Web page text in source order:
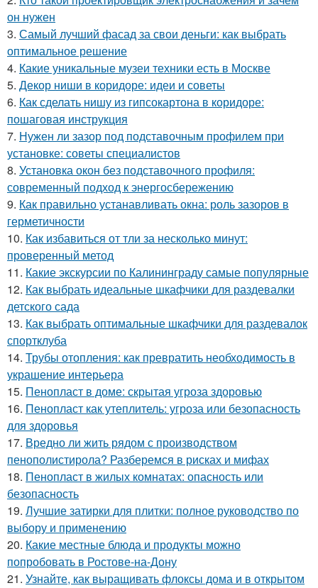
он нужен
3. Самый лучший фасад за свои деньги: как выбрать
оптимальное решение
4. Какие уникальные музеи техники есть в Москве
5. Декор ниши в коридоре: идеи и советы
6. Как сделать нишу из гипсокартона в коридоре:
пошаговая инструкция
7. Нужен ли зазор под подставочным профилем при
установке: советы специалистов
8. Установка окон без подставочного профиля:
современный подход к энергосбережению
9. Как правильно устанавливать окна: роль зазоров в
герметичности
10. Как избавиться от тли за несколько минут:
проверенный метод
11. Какие экскурсии по Калининграду самые популярные
12. Как выбрать идеальные шкафчики для раздевалки
детского сада
13. Как выбрать оптимальные шкафчики для раздевалок
спортклуба
14. Трубы отопления: как превратить необходимость в
украшение интерьера
15. Пенопласт в доме: скрытая угроза здоровью
16. Пенопласт как утеплитель: угроза или безопасность
для здоровья
17. Вредно ли жить рядом с производством
пенополистирола? Разберемся в рисках и мифах
18. Пенопласт в жилых комнатах: опасность или
безопасность
19. Лучшие затирки для плитки: полное руководство по
выбору и применению
20. Какие местные блюда и продукты можно
попробовать в Ростове-на-Дону
21. Узнайте, как выращивать флоксы дома и в открытом